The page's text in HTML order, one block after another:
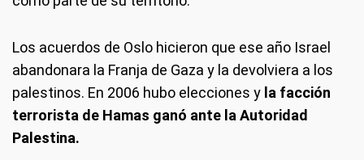
Los acuerdos de Oslo hicieron que ese año Israel
abandonara la Franja de Gaza y la devolviera a los
palestinos. En 2006 hubo elecciones y la facción
terrorista de Hamas ganó ante la Autoridad
Palestina.